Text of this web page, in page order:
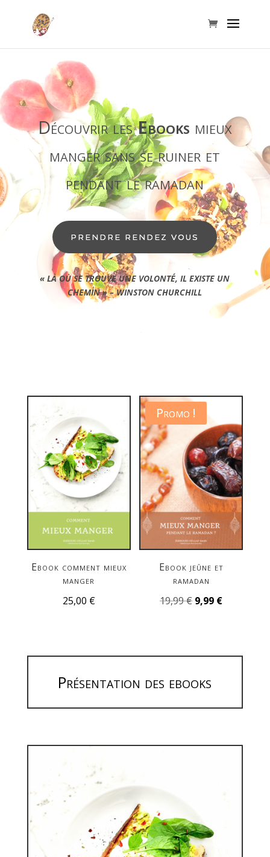
Découvrir lesEbooks mieux
manger sans se ruiner et
pendant le ramadan
PRENDRE RENDEZ VOUS
« LÀ OÙ SE TROUVE UNE VOLONTÉ, IL EXISTE UN
CHEMIN » – WINSTON CHURCHILL
Ebook comment mieux
manger
25,00 €
Promo !
Ebook jeûne et
ramadan
19,99€ Le
était :
9,99 €Le
est :
Présentation des ebooks